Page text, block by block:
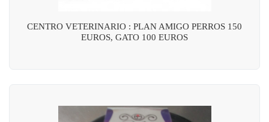
CENTRO VETERINARIO : PLAN AMIGO PERROS 150
EUROS, GATO 100 EUROS